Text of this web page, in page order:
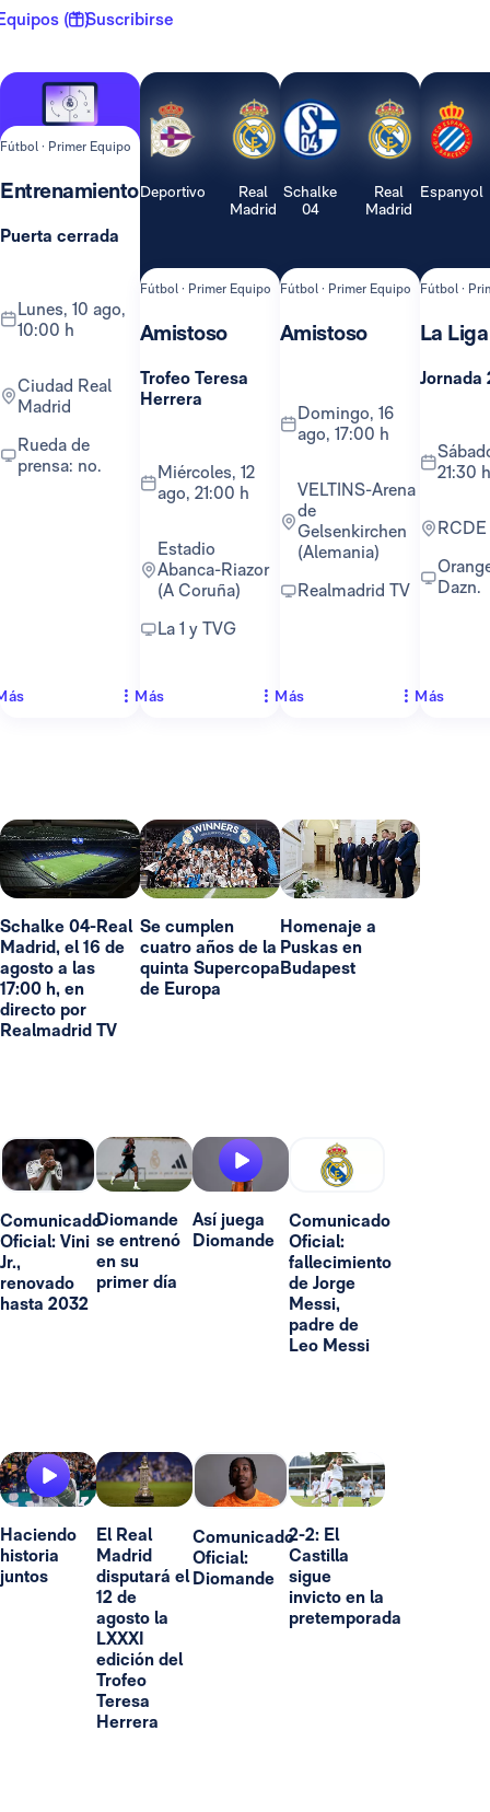
( 1 )Suscribirse
Fútbol · Primer Equipo
Entrenamiento
Puerta cerrada
lunes, 10 ago,
10:00 h
Ciudad Real
Madrid
Rueda de
prensa: no.
Deportivo
Real
Madrid
Fútbol · Primer Equipo
Amistoso
Trofeo Teresa
Herrera
miércoles, 12
ago, 21:00 h
Estadio
Abanca-Riazor
(A Coruña)
La 1 y TVG
Más
Schalke
04
Real
Madrid
Fútbol · Primer Equipo
Amistoso
domingo, 16
ago, 17:00 h
VELTINS-Arena
de
Gelsenkirchen
(Alemania)
Realmadrid TV
Más
Espanyol
Fútbol ·
La Liga
Jornada
sábado, 22 ago,
21:30 h
Orange TV y
Dazn.
Más
Schalke 04-Real
Madrid, el 16 de
agosto a las
17:00 h, en
directo por
Realmadrid TV
Se cumplen
cuatro años de la
quinta Supercopa
de Europa
Homenaje a
Puskas en
Budapest
Comunicado
Oficial: Vini
Jr.,
renovado
hasta 2032
Diomande
se entrenó
en su
primer día
Así juega
Diomande
Comunicado
Oficial:
fallecimiento
de Jorge
Messi,
padre de
Leo Messi
Haciendo
historia
juntos
El Real
Madrid
disputará el
12 de
agosto la
LXXXI
edición del
Trofeo
Teresa
Herrera
Comunicado
Oficial:
Diomande
2-2: El
Castilla
sigue
invicto en la
pretemporada